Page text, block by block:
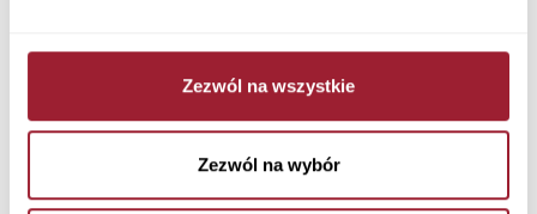
Zezwól na wszystkie
Zezwól na wybór